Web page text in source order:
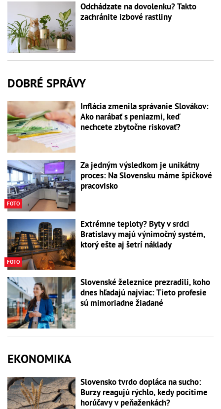
Odchádzate na dovolenku? Takto
zachránite izbové rastliny
DOBRÉ SPRÁVY
Inflácia zmenila správanie Slovákov:
Ako narábať s peniazmi, keď
nechcete zbytočne riskovať?
FOTO
Za jedným výsledkom je unikátny
proces: Na Slovensku máme špičkové
pracovisko
FOTO
Extrémne teploty? Byty v srdci
Bratislavy majú výnimočný systém,
ktorý ešte aj šetrí náklady
Slovenské železnice prezradili, koho
dnes hľadajú najviac: Tieto profesie
sú mimoriadne žiadané
EKONOMIKA
Slovensko tvrdo dopláca na sucho:
Burzy reagujú rýchlo, kedy pocítime
horúčavy v peňaženkách?